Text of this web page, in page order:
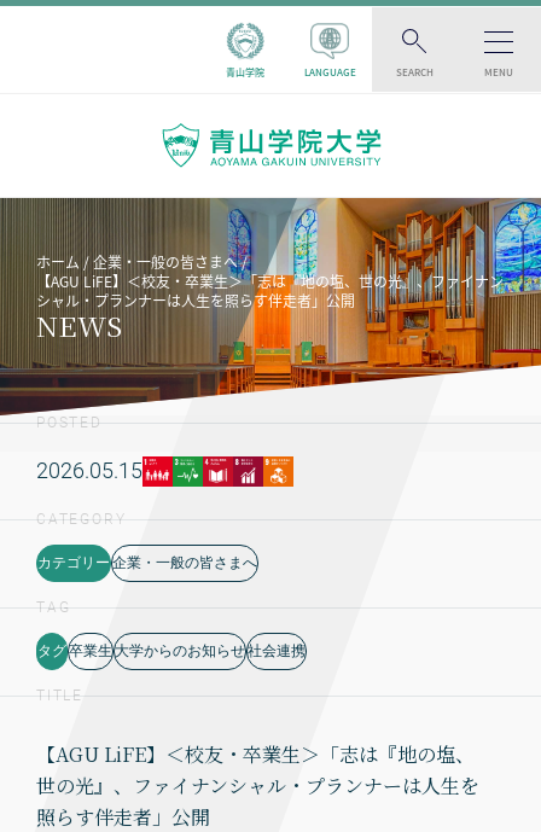
青山学院 LANGUAGE SEARCH MENU
ホーム
企業・一般の皆さまへ
【AGU LiFE】＜校友・卒業生＞「志は『地の塩、世の光』、ファイナン
シャル・プランナーは人生を照らす伴走者」公開
NEWS
POSTED
2026.05.15
CATEGORY
カテゴリー 企業・一般の皆さまへ
TAG
タグ卒業生大学からのお知らせ社会連携
TITLE
【AGU LiFE】＜校友・卒業生＞「志は『地の塩、
世の光』、ファイナンシャル・プランナーは人生を
照らす伴走者」公開